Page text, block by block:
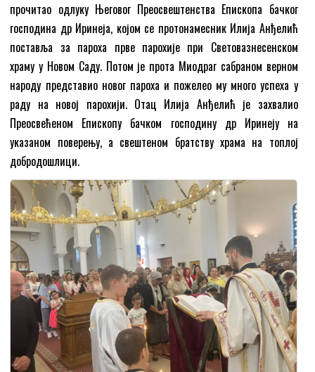
прочитао одлуку Његовог Преосвештенства Епископа бачког
господина др Иринеја, којом се протонамесник Илија Анђелић
поставља за пароха прве парохије при Световазнесенском
храму у Новом Саду. Потом је прота Миодраг сабраном верном
народу представио новог пароха и пожелео му много успеха у
раду на новој парохији. Отац Илија Анђелић је захвалио
Преосвећеном Епископу бачком господину др Иринеју на
указаном поверењу, а свештеном братству храма на топлој
добродошлици.